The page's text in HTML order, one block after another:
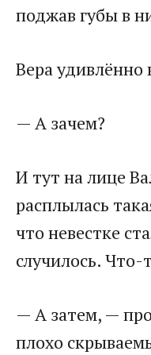
поджав губы в
Вера удивлённо
— А зачем?
И тут на лице
расплылась
что невестке
случилось.
— А затем, —
плохо